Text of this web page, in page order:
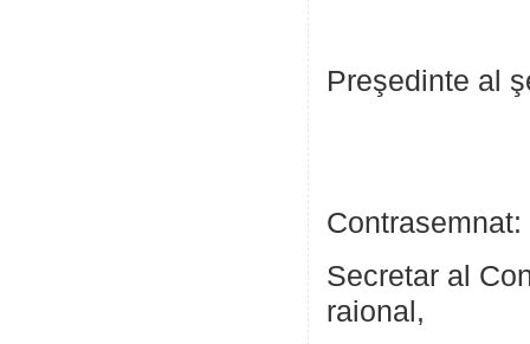
Preşedinte
Contrasemnat:
Secretar al